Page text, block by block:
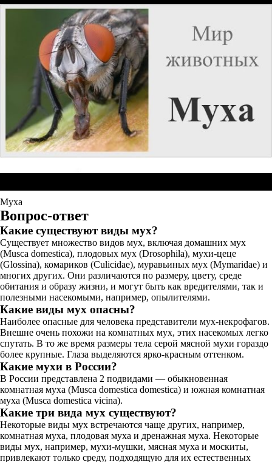
Муха
Вопрос-ответ
Какие существуют виды мух?
Существует множество видов мух, включая домашних мух
(Musca domestica), плодовых мух (Drosophila), мухи-цеце
(Glossina), комариков (Culicidae), муравьиных мух (Mymaridae) и
многих других. Они различаются по размеру, цвету, среде
обитания и образу жизни, и могут быть как вредителями, так и
полезными насекомыми, например, опылителями.
Какие виды мух опасны?
Наиболее опасные для человека представители мух-некрофагов.
Внешне очень похожи на комнатных мух, этих насекомых легко
спутать. В то же время размеры тела серой мясной мухи гораздо
более крупные. Глаза выделяются ярко-красным оттенком.
Какие мухи в России?
В России представлена 2 подвидами — обыкновенная
комнатная муха (Musca domestica domestica) и южная комнатная
муха (Musca domestica vicina).
Какие три вида мух существуют?
Некоторые виды мух встречаются чаще других, например,
комнатная муха, плодовая муха и дренажная муха. Некоторые
виды мух, например, мухи-мушки, мясная муха и москиты,
привлекают только среду, подходящую для их естественных